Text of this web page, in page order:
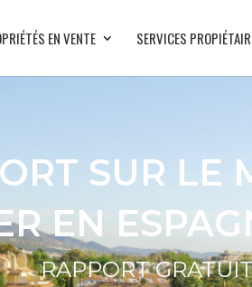
EN VENTE SERVICES
SUR LE
EN
RAPPORT